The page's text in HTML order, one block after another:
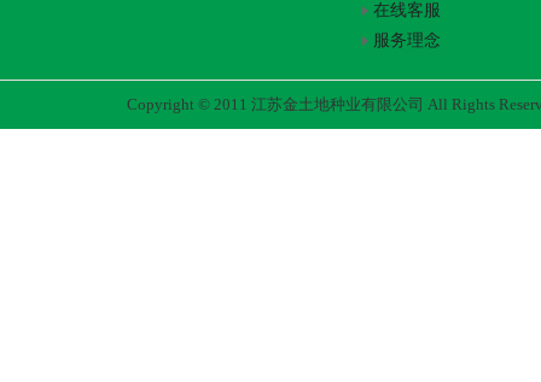
在线客服
服务理念
Copyright © 2011 江苏金土地种业有限公司 All Rights